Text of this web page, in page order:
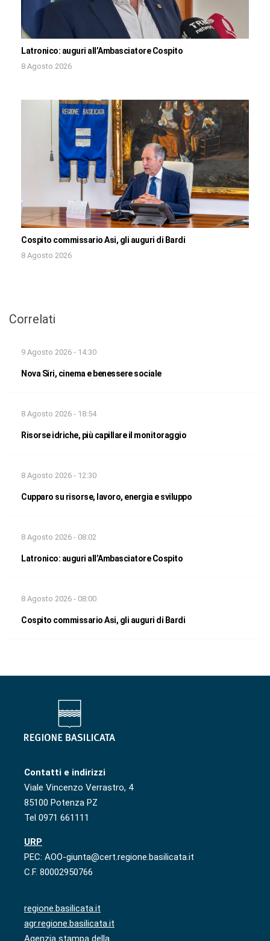
Latronico: auguri all’Ambasciatore Cospito
8 Agosto 2026
Cospito commissario Asi, gli auguri di Bardi
8 Agosto 2026
Correlati
9 Agosto 2026 - 14:30
Nova Siri, cinema e benessere sociale
8 Agosto 2026 - 18:54
Risorse idriche, più capillare il monitoraggio
8 Agosto 2026 - 12:30
Cupparo su risorse, lavoro, energia e sviluppo
8 Agosto 2026 - 08:02
Latronico: auguri all’Ambasciatore Cospito
8 Agosto 2026 - 08:00
Cospito commissario Asi, gli auguri di Bardi
Contatti e indirizzi
Viale Vincenzo Verrastro, 4
85100 Potenza PZ
Tel 0971 661111
URP
PEC: AOO-giunta@cert.regione.basilicata.it
C.F. 80002950766
regione.basilicata.it
agr.regione.basilicata.it
Agenzia stampa della